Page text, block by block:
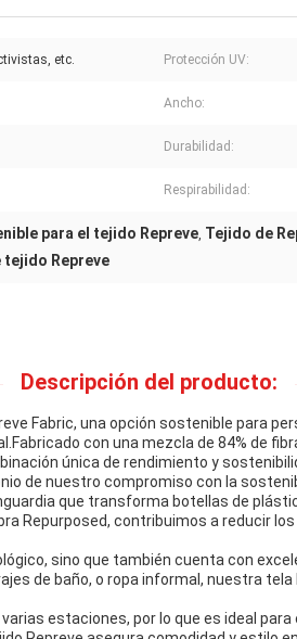
etc. Protección UV:
Ancho:
Durabilidad:
Respirabilidad:
para el tejido Repreve, Tejido de
tejido Repreve
Descripción del producto:
Fabric, una opción sostenible para
con una mezcla de 84% de fibra
única de rendimiento y
de nuestro compromiso con la
que transforma botellas de
Repurposed, contribuimos a reducir
sino que también cuenta con
de baño, o ropa informal, nuestra tela
estaciones, por lo que es ideal para